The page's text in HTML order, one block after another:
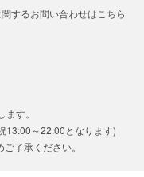
するお問い合わせはこちら
す。
13:00～22:00となります)
了承ください。